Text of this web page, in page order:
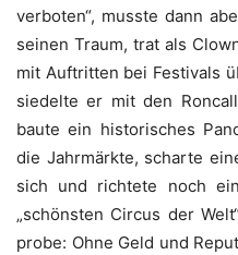
ver­bo­ten“, muss­te dann
sei­nen Traum, trat als
mit Auf­trit­ten bei Fes­ti­vals
sie­del­te er mit den
bau­te ein his­to­ri­sches
die Jahr­märk­te, schar­te
sich und rich­te­te noch
„schöns­ten Cir­cus der
pro­be: Ohne Geld und